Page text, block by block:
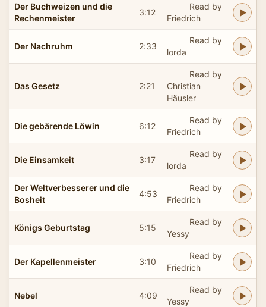
Der Buchweizen und die
Rechenmeister
3:12
Read by
Friedrich
Der Nachruhm 2:33
Read by
lorda
Das Gesetz 2:21
Read by
Christian
Häusler
Die gebärende Löwin 6:12
Read by
Friedrich
Die Einsamkeit 3:17
Read by
lorda
Der Weltverbesserer und die
Bosheit
4:53
Read by
Friedrich
Königs Geburtstag 5:15
Read by
Yessy
Der Kapellenmeister 3:10
Read by
Friedrich
Nebel 4:09
Read by
Yessy